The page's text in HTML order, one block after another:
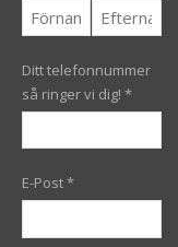
Ditt telefonnummer
så ringer vi dig! *
E-Post*